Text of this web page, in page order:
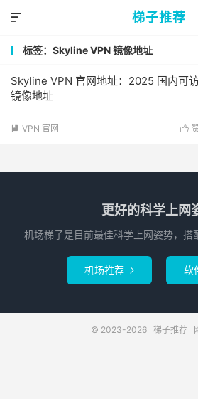
梯子推荐

标签：Skyline VPN 镜像地址
Skyline VPN 官网地址：2025 国内可
镜像地址

 VPN 官网
更好的科学上网
机场梯子是目前最佳科学上网姿势，搭
机场推荐  软
© 2023-2026 梯子推荐